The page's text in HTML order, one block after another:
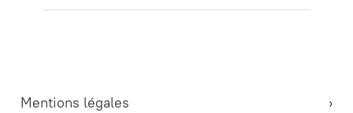
Mentions légales